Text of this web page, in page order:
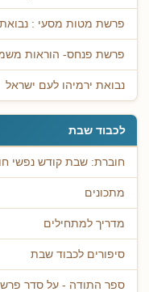
פרשת מטות מסעי : נבואת
פרשת פנחס- הוראות
נבואת ירמיהו לעם ישראל
לכבוד שבת
חוברת: שבת קודש נפשי
מתכונים
מדריך למתחילים
סיפורים לכבוד שבת
ספר התודה - על סדר